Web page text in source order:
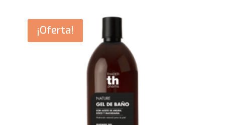
¡Oferta!